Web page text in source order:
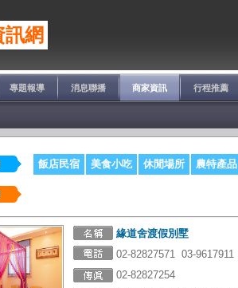
訊網
專題報導 消息聯播 商家資訊 行程推薦
飯店民宿 美食小吃 休閒場所 農特產品
緣道舍渡假別墅
02-82827571 03-9617911
02-82827254